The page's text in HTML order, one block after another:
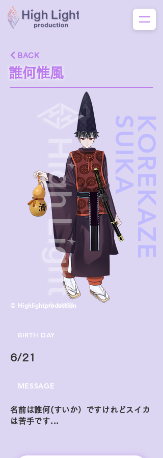
誰何惟風
BACK
K
O
R
E
K
A
Z
E
S
U
I
K
A
© Highlightproduction
BIRTH DAY
6/21
MESSAGE
名前は誰何(すいか）ですけれどスイカ
は苦手です...